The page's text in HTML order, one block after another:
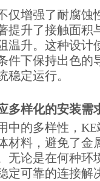
仅增强了耐腐蚀
提升了接触面积
温升。这种设计
件下保持出色的
稳定运行。
多样化的安装需
中的多样性，
材料，避免了金
无论是在何种环
定可靠的连接解